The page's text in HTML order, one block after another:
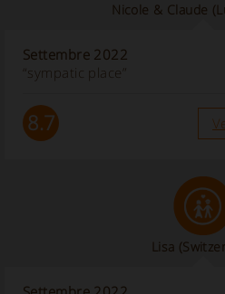
Nicole & Claude
Settembre 2022
“sympatic place”
8.7
Lisa